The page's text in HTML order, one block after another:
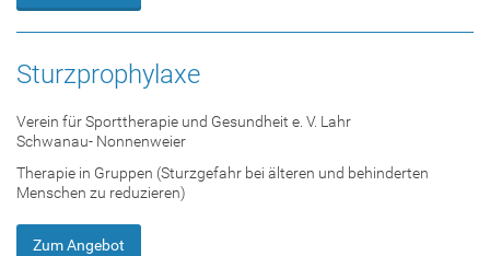
Sturzprophylaxe
Verein für Sporttherapie und Gesundheit e. V. Lahr
Schwanau- Nonnenweier
Therapie in Gruppen (Sturzgefahr bei älteren und behinderten
Menschen zu reduzieren)
Zum Angebot